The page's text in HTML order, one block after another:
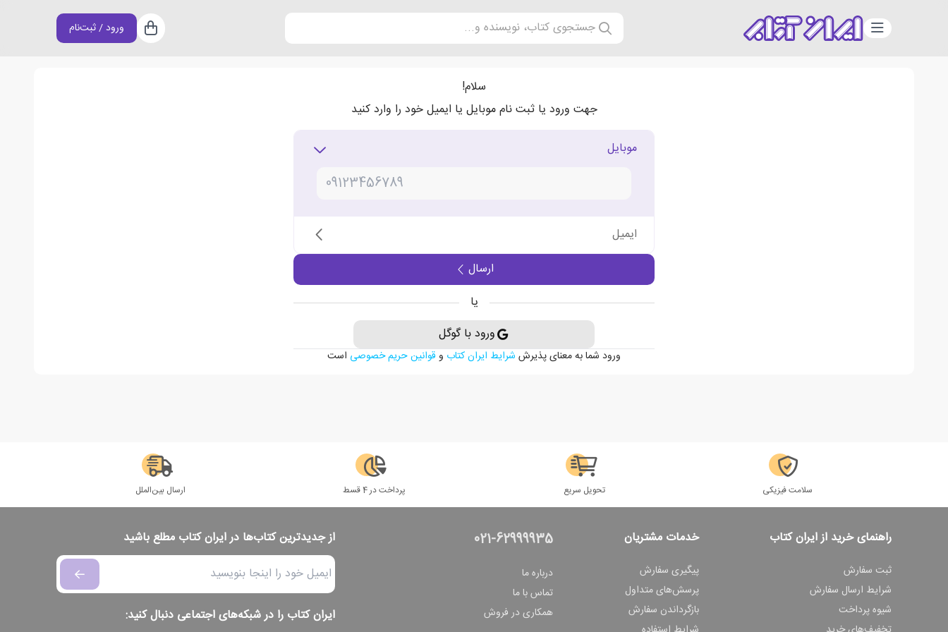
دسته‌بندی جستجوی کتاب، نویسنده و... سبد خرید
ورود / ثبت‌نام
سلام!
جهت ورود یا ثبت نام موبایل یا ایمیل خود را وارد کنید
موبایل
ایمیل
ارسال
یا
ورود با گوگل
ورود شما به معنای پذیرش شرایط ایران کتاب و قوانین حریم خصوصی است
سلامت فیزیکی تحویل سریع پرداخت در 4 قسط ارسال بین‌الملل
راهنمای خرید از ایران کتاب
ثبت سفارش
شرایط ارسال سفارش
شیوه پرداخت
خدمات مشتریان
پیگیری سفارش
پرسش‌های متداول
بازگرداندن سفارش
021-62999935
درباره ما
تماس با ما
همکاری در فروش
از جدیدترین کتاب‌ها در ایران کتاب مطلع باشید
ایران کتاب را در شبکه‌های اجتماعی دنبال کنید: